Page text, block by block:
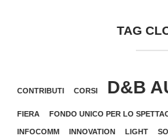
TAG
CONTRIBUTI CORSI D&B
FIERA FONDO UNICO PER LO
INFOCOMM INNOVATION LIGHT